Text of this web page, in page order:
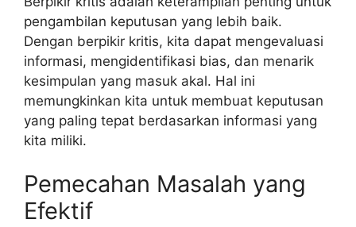
pengambilan keputusan yang lebih baik.
Dengan berpikir kritis, kita dapat mengevaluasi
informasi, mengidentifikasi bias, dan menarik
kesimpulan yang masuk akal. Hal ini
memungkinkan kita untuk membuat keputusan
yang paling tepat berdasarkan informasi yang
kita miliki.
Pemecahan Masalah yang
Efektif